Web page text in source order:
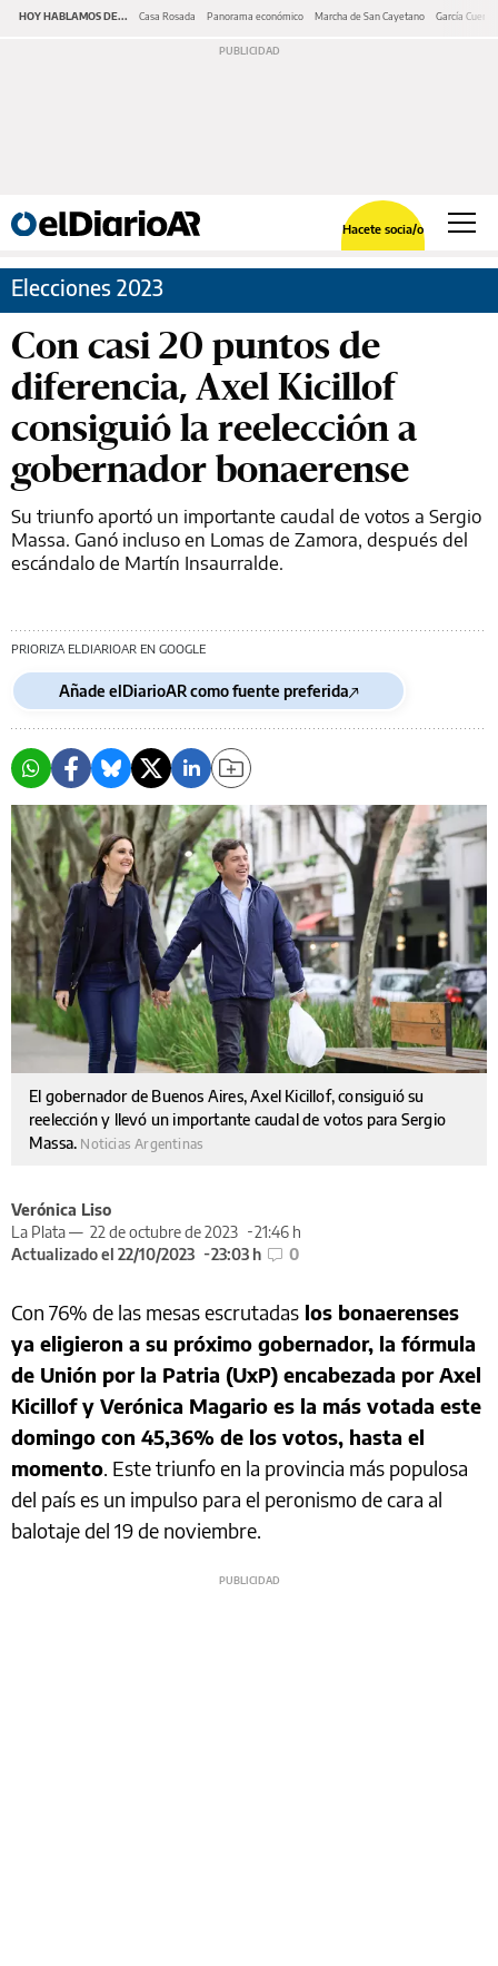
HOY HABLAMOS DE... Casa Rosada Panorama económico Marcha de San Cayetano García Cuerva
Hacete socia/o
Elecciones 2023
Con casi 20 puntos de
diferencia, Axel Kicillof
consiguió la reelección a
gobernador bonaerense
Su triunfo aportó un importante caudal de votos a Sergio
Massa. Ganó incluso en Lomas de Zamora, después del
escándalo de Martín Insaurralde.
PRIORIZA ELDIARIOAR EN GOOGLE
Añade elDiarioAR como fuente preferida
El gobernador de Buenos Aires, Axel Kicillof, consiguió su
reelección y llevó un importante caudal de votos para Sergio
Massa. Noticias Argentinas
Verónica Liso
La Plata — 22 de octubre de 2023
21:46 h
Actualizado el 22/10/2023
23:03 h 0
Con 76% de las mesas escrutadas los bonaerenses
ya eligieron a su próximo gobernador, la fórmula
de Unión por la Patria (UxP) encabezada por Axel
Kicillof y Verónica Magario es la más votada este
domingo con 45,36% de los votos, hasta el
momento. Este triunfo en la provincia más populosa
del país es un impulso para el peronismo de cara al
balotaje del 19 de noviembre.